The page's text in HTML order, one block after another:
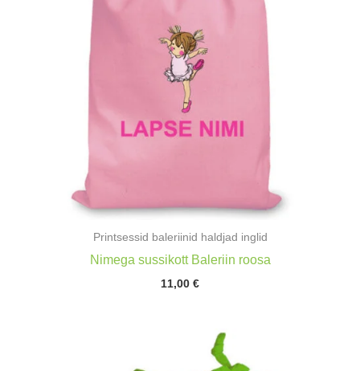
Printsessid baleriinid haldjad inglid
Nimega sussikott Baleriin roosa
11,00 €